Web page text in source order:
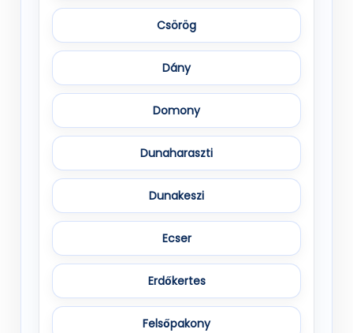
Csörög
Dány
Domony
Dunaharaszti
Dunakeszi
Ecser
Erdőkertes
Felsőpakony